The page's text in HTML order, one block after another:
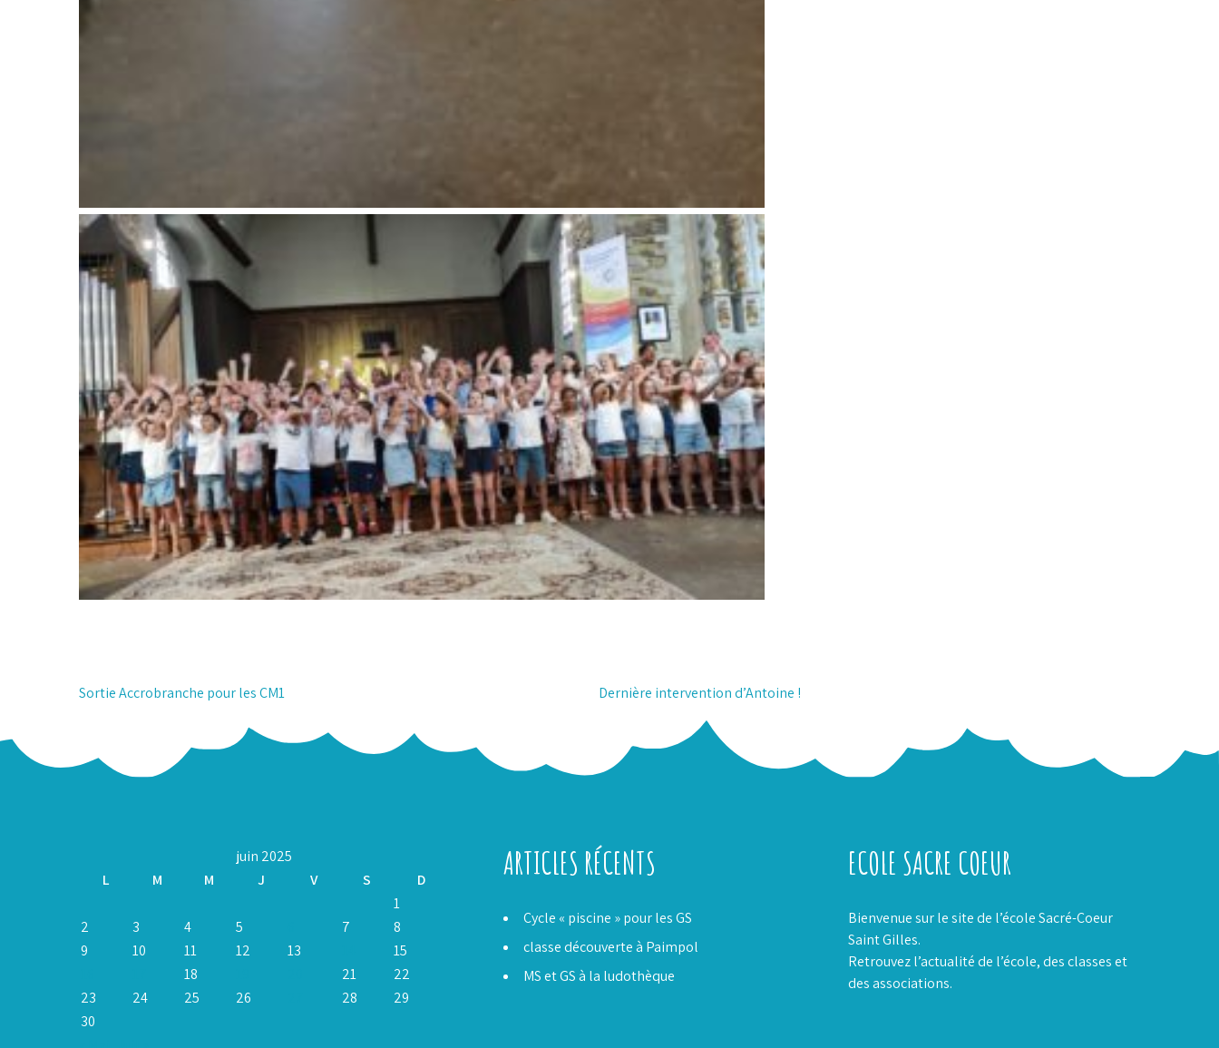
Navigation
l’article
Sortie Accrobranche pour les CM1 Dernière intervention d’Antoine !
juin 2025
L
M M J V S
D
1
2
3 4 5 7
8
9
10 11 12 13
15
18 21
22
23
24 25 26 28
29
30
ARTICLES RÉCENTS
Cycle « piscine » pour les GS
classe découverte à Paimpol
MS et GS à la ludothèque
ECOLE SACRE COEUR
Bienvenue sur le site de l’école Sacré-Coeur
Saint Gilles.
Retrouvez l’actualité de l’école, des classes et
des associations.